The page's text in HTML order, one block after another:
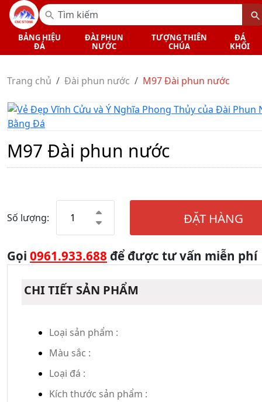
BẢNG HIỆU
ĐÁ
ĐÀI PHUN
NƯỚC
TƯỢNG THIÊN
CHÚA
ĐÁ
KHỐI
Trang chủ Đài phun nước M97 Đài phun nước
M97 Đài phun nước
Số lượng: ĐẶT HÀNG
Gọi 0961.933.688 để được tư vấn miễn phí
CHI TIẾT SẢN PHẨM
Loại sản phẩm :
Màu sắc :
Loại đá :
Kích thước sản phẩm :